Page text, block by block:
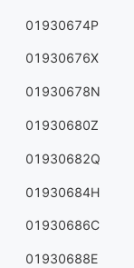
01930674P
01930676X
01930678N
01930680Z
01930682Q
01930684H
01930686C
01930688E